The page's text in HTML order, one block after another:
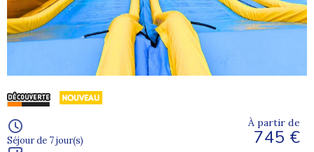
Séjour de 7 jour(s)
À partir de
745 €